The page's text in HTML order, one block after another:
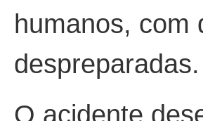
humanos, com
despreparadas.
O acidente